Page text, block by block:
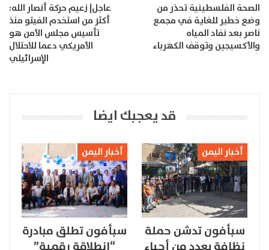
الصحة الفلسطينية تحذر من
وضع خطير للغاية في مجمع
ناصر بعد نفاد المياه
والأكسيجين وتوقف الكهرباء
عاجل| زعيم حركة أنصار الله:
أكثر من استخدم الفيتو منذ
تأسيس مجلس الأمن هو
الأمريكي دعما للاحتلال
الإسرائيلي
قد يعجبك ايضا
أخبار اليمن
سبأفون تدشن حملة
أخبار اليمن
سبأفون تطلق مبادرة